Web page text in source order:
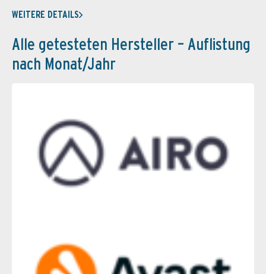
WEITERE DETAILS
Alle getesteten Hersteller – Auflistung
nach Monat/Jahr